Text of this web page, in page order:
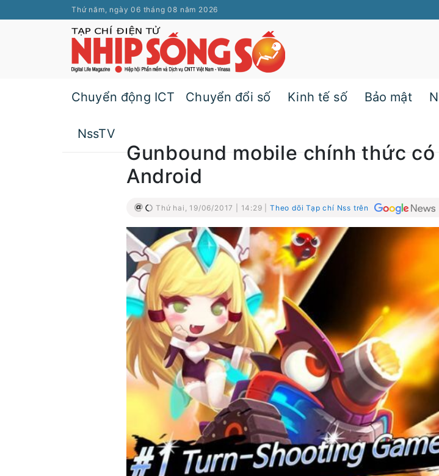
Thứ năm, ngày 06 tháng 08 năm 2026
Chuyển động ICT Chuyển đổi số Kinh tế số Bảo mật
NssTV
Gunbound mobile chính thức
Android
Thứ hai, 19/06/2017 | 14:29 | Theo dõi Tạp chí Nss trên